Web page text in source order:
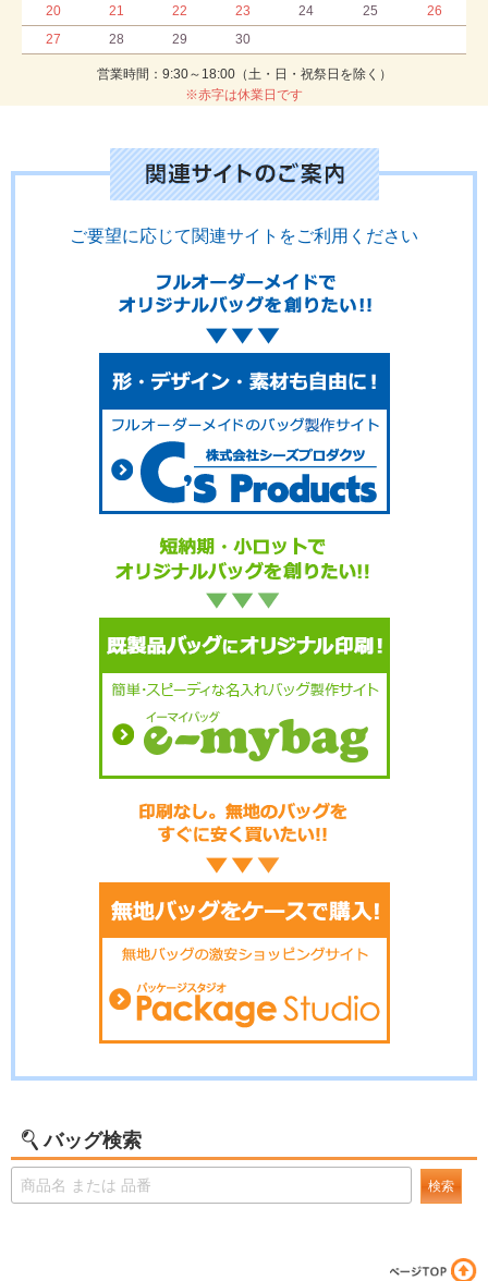
20
21 22 23 24 25
26
27
28 29 30
営業時間：9:30～18:00（土・日・祝祭日を除く）
※赤字は休業日です
ご要望に応じて関連サイトをご利用ください
バッグ検索
検索